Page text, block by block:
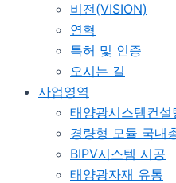
비전(VISION)
연혁
특허 및 인증
오시는 길
사업영역
태양광시스템컨
경량형 모듈 국내
BIPV시스템 시공
태양광자재 유통